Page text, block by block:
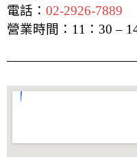
電話： 02-2926-7889
營業時間：11：30 –